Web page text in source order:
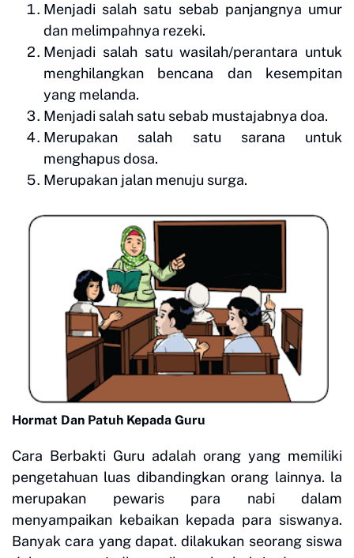
Menjadi salah satu sebab panjangnya umur
dan melimpahnya rezeki.
Menjadi salah satu wasilah/perantara untuk
menghilangkan bencana dan kesempitan
yang melanda.
Menjadi salah satu sebab mustajabnya doa.
Merupakan salah satu sarana untuk
menghapus dosa.
Merupakan jalan menuju surga.
Hormat Dan Patuh Kepada Guru
Cara Berbakti Guru adalah orang yang memiliki
pengetahuan luas dibandingkan orang lainnya. la
merupakan pewaris para nabi dalam
menyampaikan kebaikan kepada para siswanya.
Banyak cara yang dapat. dilakukan seorang siswa